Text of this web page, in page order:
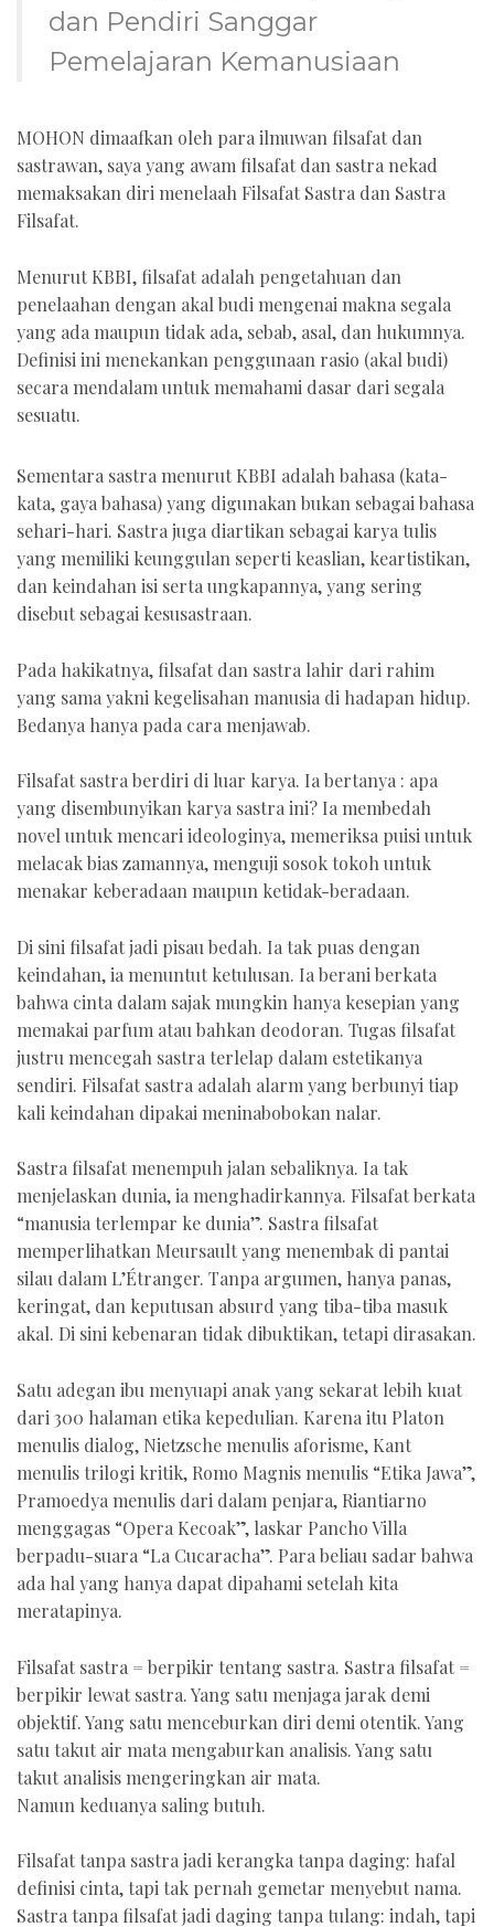
dan Pendiri Sanggar
Pemelajaran Kemanusiaan
MOHON dimaafkan oleh para ilmuwan filsafat dan
sastrawan, saya yang awam filsafat dan sastra nekad
memaksakan diri menelaah Filsafat Sastra dan Sastra
Filsafat.
Menurut KBBI, filsafat adalah pengetahuan dan
penelaahan dengan akal budi mengenai makna segala
yang ada maupun tidak ada, sebab, asal, dan hukumnya.
Definisi ini menekankan penggunaan rasio (akal budi)
secara mendalam untuk memahami dasar dari segala
sesuatu.
Sementara sastra menurut KBBI adalah bahasa (kata-
kata, gaya bahasa) yang digunakan bukan sebagai bahasa
sehari-hari. Sastra juga diartikan sebagai karya tulis
yang memiliki keunggulan seperti keaslian, keartistikan,
dan keindahan isi serta ungkapannya, yang sering
disebut sebagai kesusastraan.
Pada hakikatnya, filsafat dan sastra lahir dari rahim
yang sama yakni kegelisahan manusia di hadapan hidup.
Bedanya hanya pada cara menjawab.
Filsafat sastra berdiri di luar karya. Ia bertanya : apa
yang disembunyikan karya sastra ini? Ia membedah
novel untuk mencari ideologinya, memeriksa puisi untuk
melacak bias zamannya, menguji sosok tokoh untuk
menakar keberadaan maupun ketidak-beradaan.
Di sini filsafat jadi pisau bedah. Ia tak puas dengan
keindahan, ia menuntut ketulusan. Ia berani berkata
bahwa cinta dalam sajak mungkin hanya kesepian yang
memakai parfum atau bahkan deodoran. Tugas filsafat
justru mencegah sastra terlelap dalam estetikanya
sendiri. Filsafat sastra adalah alarm yang berbunyi tiap
kali keindahan dipakai meninabobokan nalar.
Sastra filsafat menempuh jalan sebaliknya. Ia tak
menjelaskan dunia, ia menghadirkannya. Filsafat berkata
“manusia terlempar ke dunia”. Sastra filsafat
memperlihatkan Meursault yang menembak di pantai
silau dalam L’Étranger. Tanpa argumen, hanya panas,
keringat, dan keputusan absurd yang tiba-tiba masuk
akal. Di sini kebenaran tidak dibuktikan, tetapi dirasakan.
Satu adegan ibu menyuapi anak yang sekarat lebih kuat
dari 300 halaman etika kepedulian. Karena itu Platon
menulis dialog, Nietzsche menulis aforisme, Kant
menulis trilogi kritik, Romo Magnis menulis “Etika Jawa”,
Pramoedya menulis dari dalam penjara, Riantiarno
menggagas “Opera Kecoak”, laskar Pancho Villa
berpadu-suara “La Cucaracha”. Para beliau sadar bahwa
ada hal yang hanya dapat dipahami setelah kita
meratapinya.
Filsafat sastra = berpikir tentang sastra. Sastra filsafat =
berpikir lewat sastra. Yang satu menjaga jarak demi
objektif. Yang satu menceburkan diri demi otentik. Yang
satu takut air mata mengaburkan analisis. Yang satu
takut analisis mengeringkan air mata.
Namun keduanya saling butuh.
Filsafat tanpa sastra jadi kerangka tanpa daging: hafal
definisi cinta, tapi tak pernah gemetar menyebut nama.
Sastra tanpa filsafat jadi daging tanpa tulang: indah, tapi